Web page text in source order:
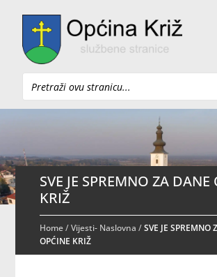
Pretraži
SVE JE SPREMNO ZA DANE
KRIŽ
Home/Vijesti- Naslovna /SVE JE SPREMNO
OPĆINE KRIŽ